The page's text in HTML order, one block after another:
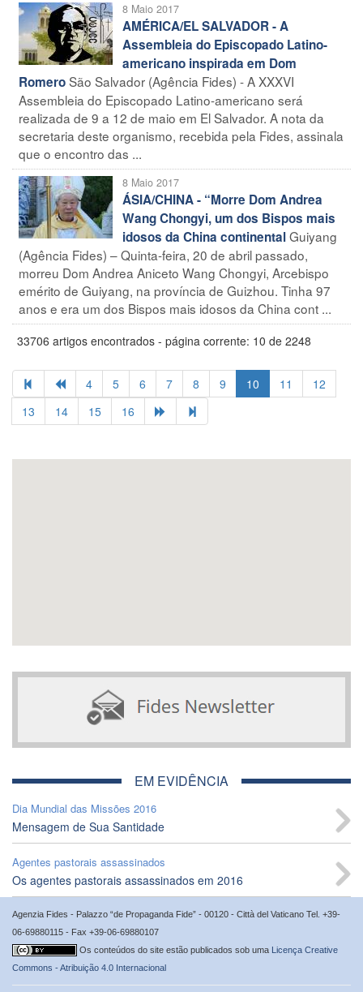
8 Maio 2017
AMÉRICA/EL SALVADOR - A
Assembleia do Episcopado Latino-
americano inspirada em Dom
RomeroSão Salvador (Agência Fides) - A XXXVI
Assembleia do Episcopado Latino-americano será
realizada de 9 a 12 de maio em El Salvador. A nota da
secretaria deste organismo, recebida pela Fides, assinala
que o encontro das ...
8 Maio 2017
ÁSIA/CHINA - “Morre Dom Andrea
Wang Chongyi, um dos Bispos mais
idosos da China continentalGuiyang
(Agência Fides) – Quinta-feira, 20 de abril passado,
morreu Dom Andrea Aniceto Wang Chongyi, Arcebispo
emérito de Guiyang, na província de Guizhou. Tinha 97
anos e era um dos Bispos mais idosos da China cont ...
33706 artigos encontrados - página corrente: 10 de 2248
4 5 6 7 8 9 10 11
12
13
14 15 16
EM EVIDÊNCIA
Dia Mundial das Missões 2016
Mensagem de Sua Santidade
Agentes pastorais assassinados
Os agentes pastorais assassinados em 2016
Agenzia Fides - Palazzo “de Propaganda Fide” - 00120 - Città del Vaticano Tel. +39-
06-69880115 - Fax +39-06-69880107
Os conteúdos do site estão publicados sob uma Licença Creative
Commons - Atribuição 4.0 Internacional